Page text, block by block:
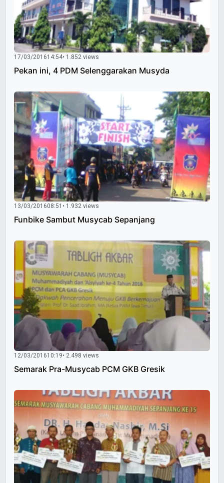
17/03/201614:54• 1.852 views
Pekan ini, 4 PDM Selenggarakan Musyda
13/03/201608:51 • 1.932 views
Funbike Sambut Musycab Sepanjang
12/03/201610:19• 2.498 views
Semarak Pra-Musycab PCM GKB Gresik